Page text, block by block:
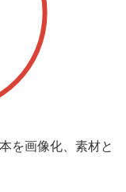
を画像化、素材と